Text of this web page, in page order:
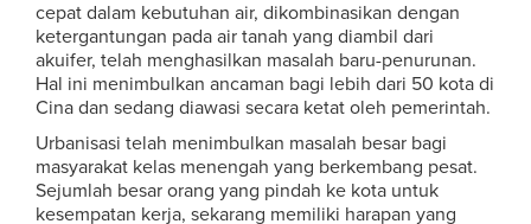
cepat dalam kebutuhan air, dikombinasikan dengan
ketergantungan pada air tanah yang diambil dari
akuifer, telah menghasilkan masalah baru-penurunan.
Hal ini menimbulkan ancaman bagi lebih dari 50 kota di
Cina dan sedang diawasi secara ketat oleh pemerintah.
Urbanisasi telah menimbulkan masalah besar bagi
masyarakat kelas menengah yang berkembang pesat.
Sejumlah besar orang yang pindah ke kota untuk
kesempatan kerja, sekarang memiliki harapan yang